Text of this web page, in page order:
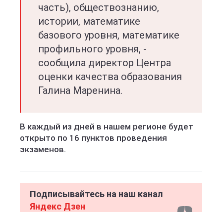
часть), обществознанию,
истории, математике
базового уровня, математике
профильного уровня, -
сообщила директор Центра
оценки качества образования
Галина Маренина.
В каждый из дней в нашем регионе будет
открыто по 16 пунктов проведения
экзаменов.
Подписывайтесь на наш канал
Яндекс Дзен